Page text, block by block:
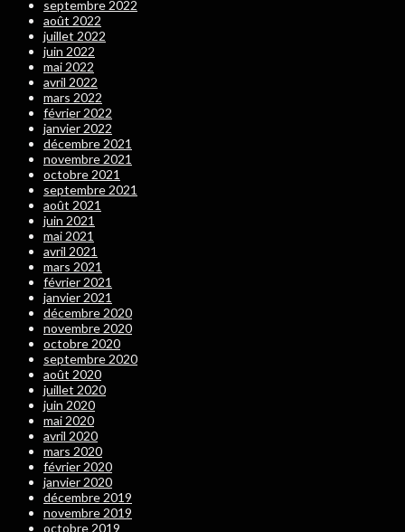
septembre 2022
août 2022
juillet 2022
juin 2022
mai 2022
avril 2022
mars 2022
février 2022
janvier 2022
décembre 2021
novembre 2021
octobre 2021
septembre 2021
août 2021
juin 2021
mai 2021
avril 2021
mars 2021
février 2021
janvier 2021
décembre 2020
novembre 2020
octobre 2020
septembre 2020
août 2020
juillet 2020
juin 2020
mai 2020
avril 2020
mars 2020
février 2020
janvier 2020
décembre 2019
novembre 2019
octobre 2019